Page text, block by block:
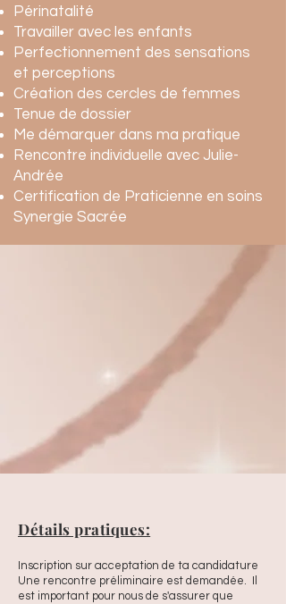
Périnatalité
Travailler avec les enfants
Perfectionnement des sensations
et perceptions
Création des cercles de femmes
Tenue de dossier
Me démarquer dans ma pratique
Rencontre individuelle avec Julie-
Andrée
Certification de Praticienne en soins
Synergie Sacrée
Détails pratiques:
Inscription sur acceptation de ta candidature
Une rencontre préliminaire est demandée. Il
est important pour nous de s'assurer que